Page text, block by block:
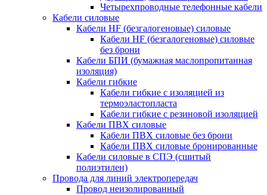
Четырехпроводные телефонные кабели
Кабели силовые
Кабели HF (безгалогеновые) силовые
Кабели HF (безгалогеновые) силовые
без брони
Кабели БПИ (бумажная маслопропитанная
изоляция)
Кабели гибкие
Кабели гибкие с изоляцией из
термоэластопласта
Кабели гибкие с резиновой изоляцией
Кабели ПВХ силовые
Кабели ПВХ силовые без брони
Кабели ПВХ силовые бронированные
Кабели силовые в СПЭ (сшитый
полиэтилен)
Провода для линий электропередач
Провод неизолированный